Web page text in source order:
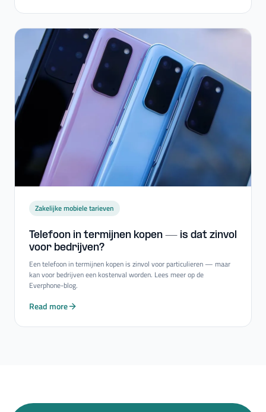
Zakelijke mobiele tarieven
Telefoon in termijnen kopen — is dat zinvol
voor bedrijven?
Een telefoon in termijnen kopen is zinvol voor particulieren — maar
kan voor bedrijven een kostenval worden. Lees meer op de
Everphone-blog.
Read more